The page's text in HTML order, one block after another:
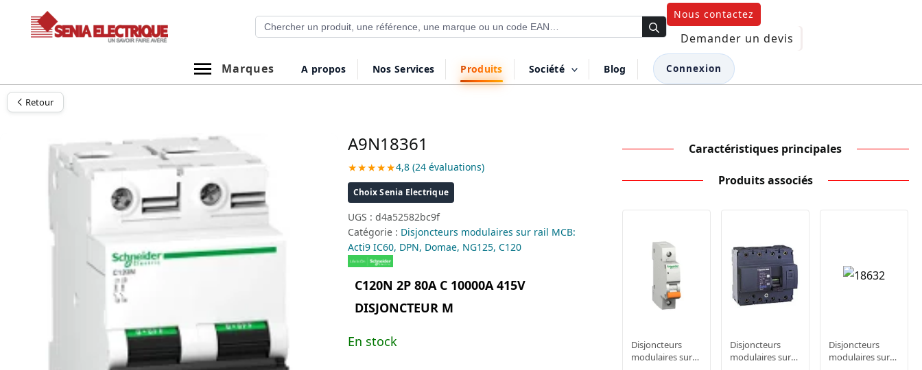
Recherche de produits
Nous contactez
Demander un devis
Marques
A propos Nos Services Produits Société Blog Connexion
Retour
A9N18361
★★★★★4,8 (24 évaluations)
Choix Senia Electrique
UGS : d4a52582bc9f
Catégorie : Disjoncteurs modulaires sur rail MCB:
Acti9 IC60, DPN, Domae, NG125, C120
C120N 2P 80A C 10000A 415V
DISJONCTEUR M
En stock
Caractéristiques principales
Produits associés
Disjoncteurs
modulaires sur
Disjoncteurs
modulaires sur
Disjoncteurs
modulaires sur